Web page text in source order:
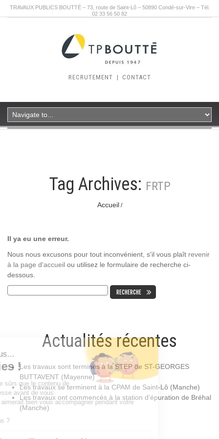
TRAVAUX PUBLICS BOUTTÉ – 73, route de Saint-Lô – 50890 Condé-sur-Vire – Tél.
02 33 56 50 82
RECRUTEMENT | CONTACT
Tag Archives: FRTP
Accueil
Il ya eu une erreur.
Nous nous excusons pour tout inconvénient, s'il vous plaît revenir
à la page d'accueil ou utilisez le formulaire de recherche ci-
dessous.
Actualités récentes
Les travaux sont terminés à la STEP de ST-GEORGES
BUTTAVENT (Mayenne)
Les travaux se terminent à la CPAM de Saint-Lô (Manche)
Les travaux ont commencés à la station d’épuration de Bréhal
(Manche)